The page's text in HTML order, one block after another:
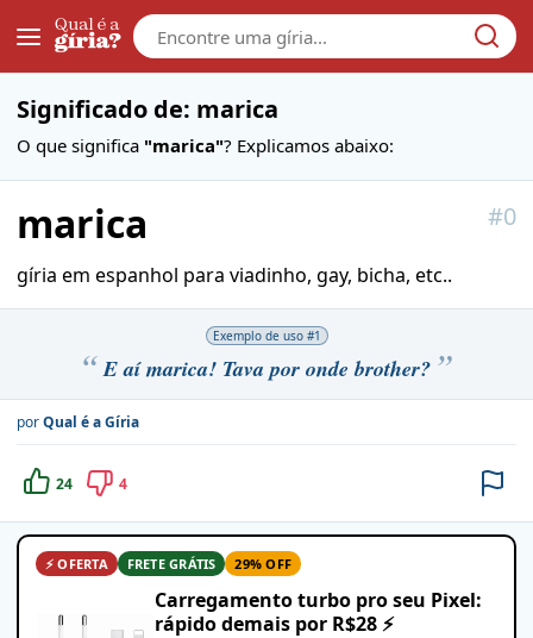
Galera
Significado de: marica
O que significa "marica"? Explicamos abaixo:
#0
marica
gíria em espanhol para viadinho, gay, bicha, etc..
Exemplo de uso #1
E aí marica! Tava por onde brother?
porQual é a Gíria
24 4
⚡ OFERTA FRETE GRÁTIS 29% OFF
Carregamento turbo pro seu Pixel:
rápido demais por R$28 ⚡